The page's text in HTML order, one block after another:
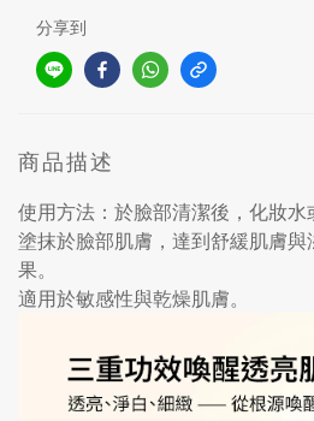
分享到
商品描述
使用方法：於臉部清潔後，化妝
塗抹於臉部肌膚，達到舒緩肌膚
果。
適用於敏感性與乾燥肌膚。